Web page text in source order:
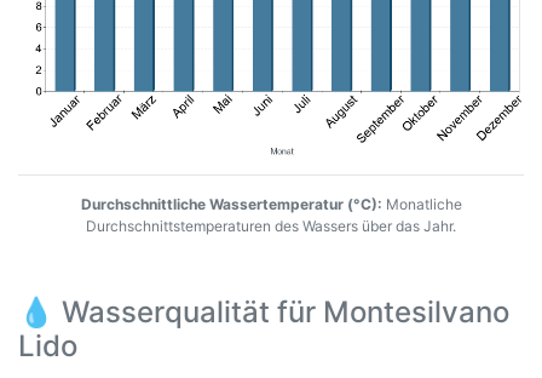
Durchschnittliche Wassertemperatur (°C): Monatliche
Durchschnittstemperaturen des Wassers über das Jahr.
💧 Wasserqualität für Montesilvano
Lido